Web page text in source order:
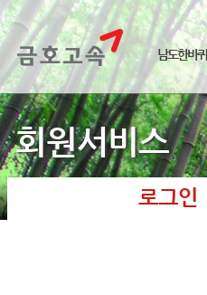
남도한바퀴
회원서비스
로그인